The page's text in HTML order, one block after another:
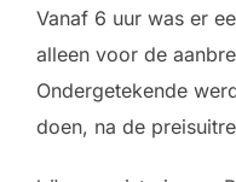
Vanaf 6 uur was er
alleen voor de
Ondergetekende
doen, na de